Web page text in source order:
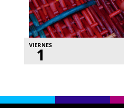
VIERNES
1